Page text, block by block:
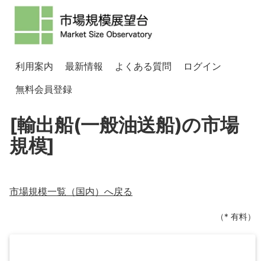
利用案内 最新情報 よくある質問
ログイン
無料会員登録
[輸出船(一般油送船)の市場
規模]
市場規模一覧（国内）へ戻る
（* 有料）